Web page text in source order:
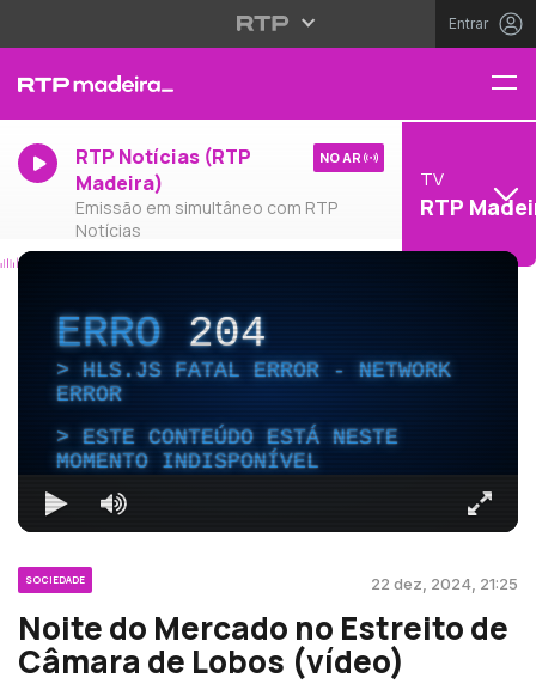
Entrar
RTP Notícias (RTP
Madeira)
Emissão em simultâneo com RTP
Notícias
NO AR
TV
RTP
ERRO204
HLS.JS FATAL ERROR - NETWORK
ERROR
ESTE CONTEÚDO ESTÁ NESTE
MOMENTO INDISPONÍVEL
SOCIEDADE 22 dez, 2024, 21:25
Noite do Mercado no Estreito de
Câmara de Lobos (vídeo)